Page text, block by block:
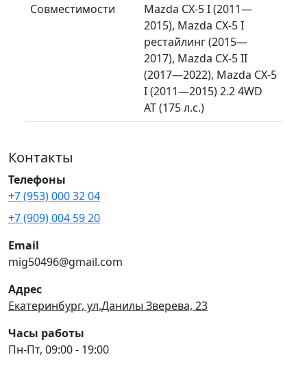
Совместимости
Mazda CX-5 I (2011—
2015), Mazda CX-5 I
рестайлинг (2015—
2017), Mazda CX-5 II
(2017—2022), Mazda CX-5
I (2011—2015) 2.2 4WD
AT (175 л.с.)
Контакты
Телефоны
+7 (953) 000 32 04
+7 (909) 004 59 20
Email
mig50496@gmail.com
Адрес
Екатеринбург, ул.Данилы Зверева, 23
Часы работы
Пн-Пт, 09:00 - 19:00